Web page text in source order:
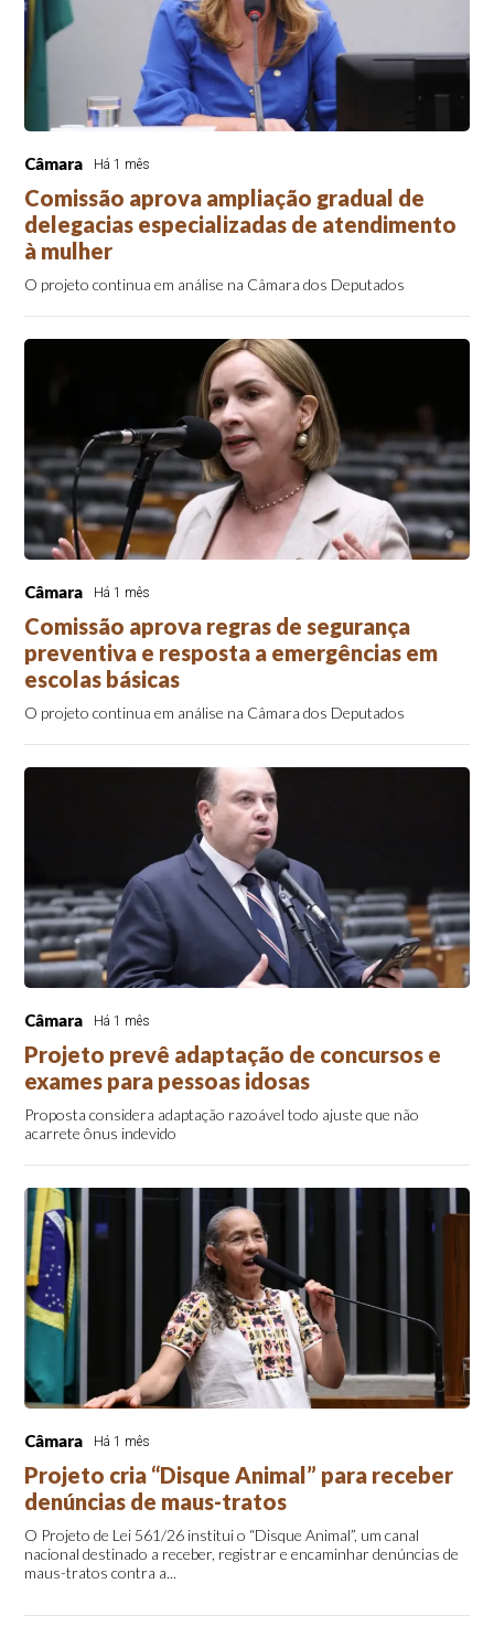
Câmara Há 1 mês
Comissão aprova ampliação gradual de
delegacias especializadas de atendimento
à mulher
O projeto continua em análise na Câmara dos Deputados
Câmara Há 1 mês
Comissão aprova regras de segurança
preventiva e resposta a emergências em
escolas básicas
O projeto continua em análise na Câmara dos Deputados
Câmara Há 1 mês
Projeto prevê adaptação de concursos e
exames para pessoas idosas
Proposta considera adaptação razoável todo ajuste que não
acarrete ônus indevido
Câmara Há 1 mês
Projeto cria “Disque Animal” para receber
denúncias de maus-tratos
O Projeto de Lei 561/26 institui o “Disque Animal”, um canal
nacional destinado a receber, registrar e encaminhar denúncias de
maus-tratos contra a...